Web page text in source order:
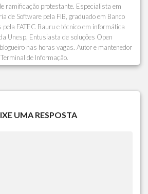
ramificação protestante. Especialista em
de Software pela FIB, graduado em Banco
pela FATEC Bauru e técnico em informática
Unesp. Entusiasta de soluções Open
nas horas vagas. Autor e mantenedor
de Informação.
UMA RESPOSTA